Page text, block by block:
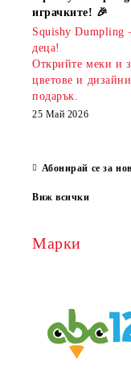
играчките! 🎉
Squishy Dumpling
деца!
Открийте меки и
цветове и
подарък.
25 Май 2026
Абонирай се за
Виж всички
Марки